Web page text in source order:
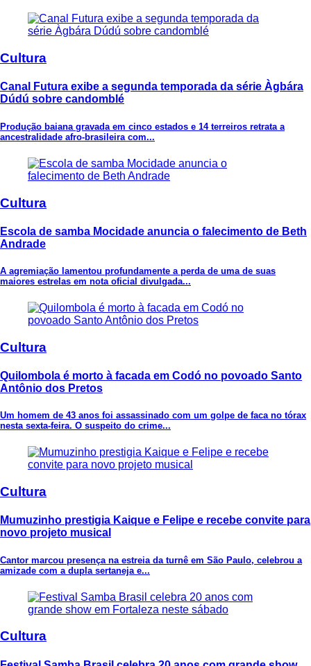
Cultura
Canal Futura exibe a segunda temporada da série Àgbára
Dúdú sobre candomblé
Produção baiana gravada em cinco estados e 14 terreiros retrata a
ancestralidade afro-brasileira com...
Cultura
Escola de samba Mocidade anuncia o falecimento de Beth
Andrade
A agremiação lamentou profundamente a perda de uma de suas
maiores estrelas em nota oficial divulgada...
Cultura
Quilombola é morto à facada em Codó no povoado Santo
Antônio dos Pretos
Um homem de 43 anos foi assassinado com um golpe de faca no tórax
nesta sexta-feira. O suspeito do crime...
Cultura
Mumuzinho prestigia Kaique e Felipe e recebe convite para
novo projeto musical
Cantor marcou presença na estreia da turnê em São Paulo, celebrou a
amizade com a dupla sertaneja e...
Cultura